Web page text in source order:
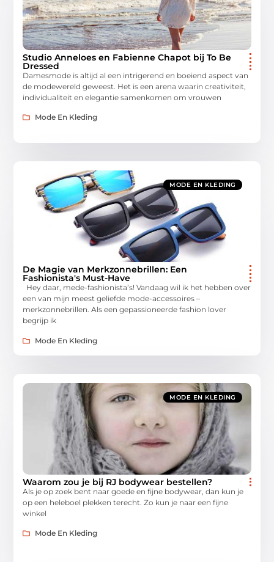
Studio Anneloes en Fabienne Chapot bij To Be
Dressed
Damesmode is altijd al een intrigerend en boeiend aspect van
de modewereld geweest. Het is een arena waarin creativiteit,
individualiteit en elegantie samenkomen om vrouwen
Mode En Kleding
MODE EN KLEDING
De Magie van Merkzonnebrillen: Een
Fashionista's Must-Have
Hey daar, mede-fashionista’s! Vandaag wil ik het hebben over
een van mijn meest geliefde mode-accessoires –
merkzonnebrillen. Als een gepassioneerde fashion lover
begrijp ik
Mode En Kleding
MODE EN KLEDING
Waarom zou je bij RJ bodywear bestellen?
Als je op zoek bent naar goede en fijne bodywear, dan kun je
op een heleboel plekken terecht. Zo kun je naar een fijne
winkel
Mode En Kleding